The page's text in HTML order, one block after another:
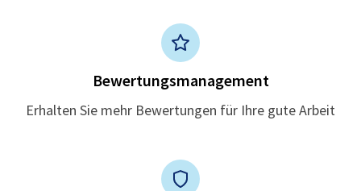
Bewertungsmanagement
Erhalten Sie mehr Bewertungen für Ihre gute Arbeit